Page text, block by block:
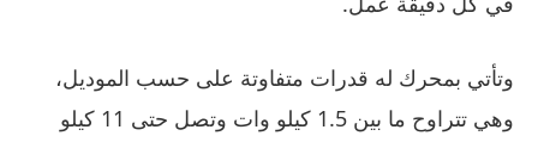
وتأتي بمحرك له قدرات متفاوتة على حسب الموديل،
وهي تتراوح ما بين 1.5 كيلو وات وتصل حتى 11 كيلو